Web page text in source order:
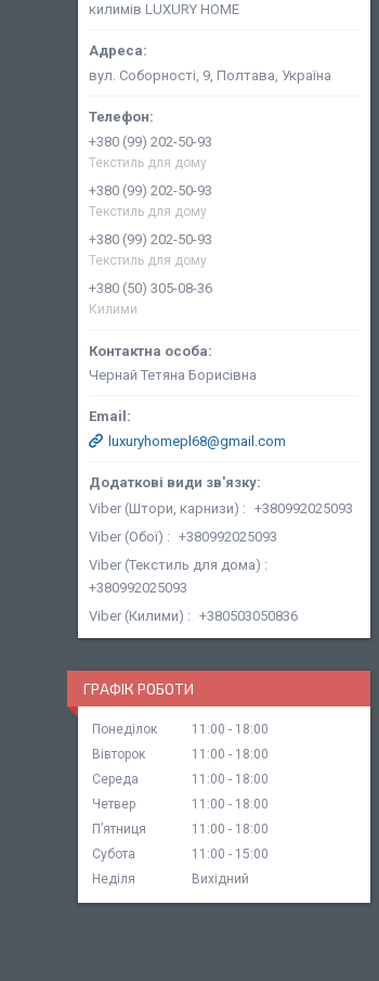
килимів LUXURY HOME
вул. Соборності, 9, Полтава, Україна
+380 (99) 202-50-93
Текстиль для дому
+380 (99) 202-50-93
Текстиль для дому
+380 (99) 202-50-93
Текстиль для дому
+380 (50) 305-08-36
Килими
Чернай Тетяна Борисівна
luxuryhomepl68@gmail.com
Viber (Штори, карнизи)
+380992025093
Viber (Обої)
+380992025093
Viber (Текстиль для дома)
+380992025093
Viber (Килими)
+380503050836
ГРАФІК РОБОТИ
Понеділок 11:00
18:00
Вівторок
11:00
18:00
Середа
11:00
18:00
Четвер
11:00
18:00
Пʼятниця
11:00
18:00
Субота
11:00
15:00
Неділя
Вихідний